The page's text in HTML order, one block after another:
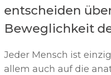
entscheiden
Beweglichkeit
Jeder Mensch ist
allem auch auf die